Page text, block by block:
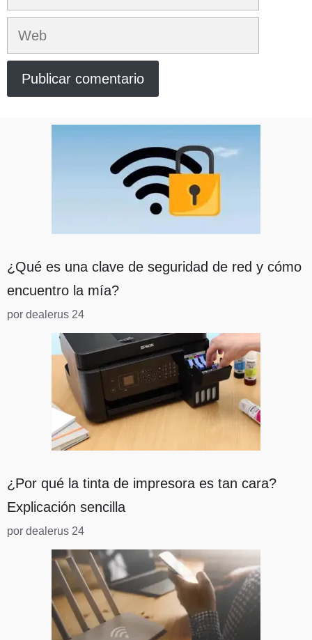
electrónico
Web
¿Qué es una clave de seguridad de red y cómo
encuentro la mía?
por dealerus 24
¿Por qué la tinta de impresora es tan cara?
Explicación sencilla
por dealerus 24